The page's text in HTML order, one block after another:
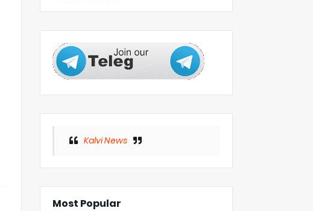
Kalvi News
Most Popular